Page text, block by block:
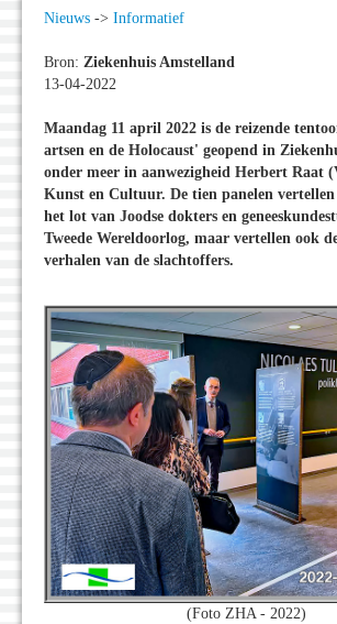
Nieuws -> Informatief
Bron: Ziekenhuis Amstelland
13-04-2022
Maandag 11 april 2022 is de reizende
artsen en de Holocaust' geopend in
onder meer in aanwezigheid Herbert Raat
Kunst en Cultuur. De tien panelen
het lot van Joodse dokters en
Tweede Wereldoorlog, maar vertellen ook
verhalen van de slachtoffers.
(Foto ZHA - 2022)